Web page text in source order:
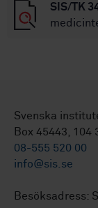
SIS/TK
Svenska
Box 45443, 104
08-555 520 00
info@sis.se
Besöksadress: